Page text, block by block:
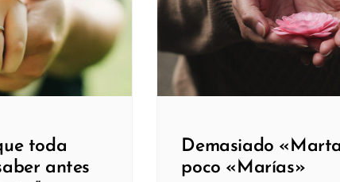
toda
antes
Demasiado
poco «Marías»